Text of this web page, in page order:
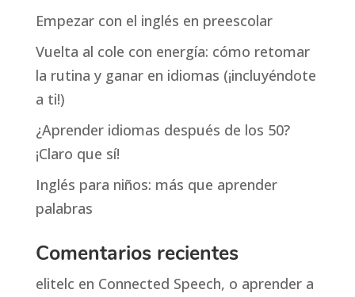
Empezar con el inglés en preescolar
Vuelta al cole con energía: cómo retomar
la rutina y ganar en idiomas (¡incluyéndote
a ti!)
¿Aprender idiomas después de los 50?
¡Claro que sí!
Inglés para niños: más que aprender
palabras
Comentarios recientes
elitelc en Connected Speech, o aprender a